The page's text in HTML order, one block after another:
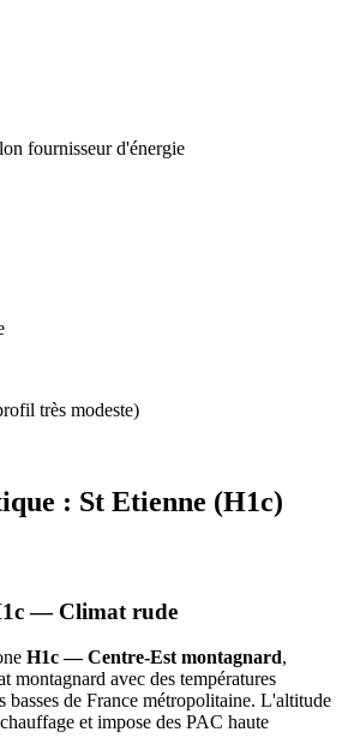
fournisseur d'énergie
très modeste)
: St Etienne (H1c)
— Climat rude
H1c — Centre-Est montagnard,
montagnard avec des températures
basses de France métropolitaine. L'altitude
et impose des PAC haute